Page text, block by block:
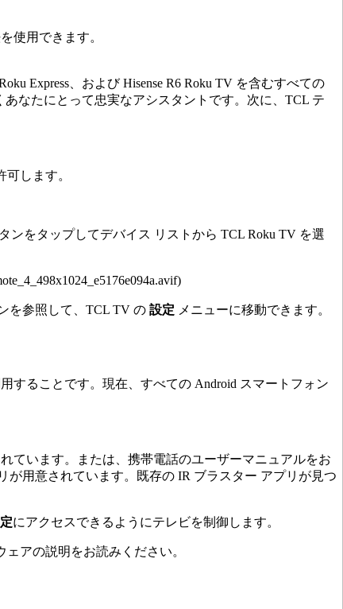
使用できます。
Express、および Hisense R6 Roku TV を含むすべての
なたにとって忠実なアシスタントです。次に、TCL テ
します。
ンをタップしてデバイス リストから TCL Roku TV を選
を参照して、TCL TV の 設定 メニューに移動できます。
することです。現在、すべての Android スマートフォン
ています。または、携帯電話のユーザーマニュアルをお
用意されています。既存の IR ブラスター アプリが見つ
にアクセスできるようにテレビを制御します。
アの説明をお読みください。